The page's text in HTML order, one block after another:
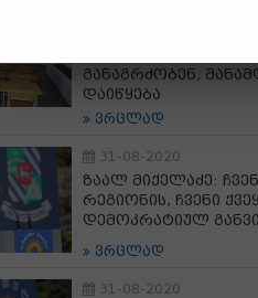
სტუდენტები
განაგრძობენ,
დაიწყება
ვრცლად
31-08-2020
ზაალ მიქელაძე:
რეგიონის, ჩვენი
დემოკრატიულ
ვრცლად
31-08-2020